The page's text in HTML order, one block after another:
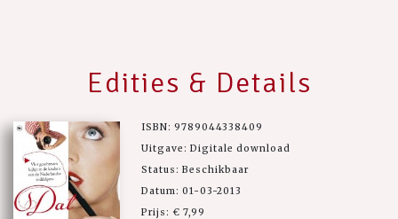
Edities & Details
ISBN: 9789044338409
Uitgave: Digitale download
Status: Beschikbaar
Datum: 01-03-2013
Prijs: € 7,99